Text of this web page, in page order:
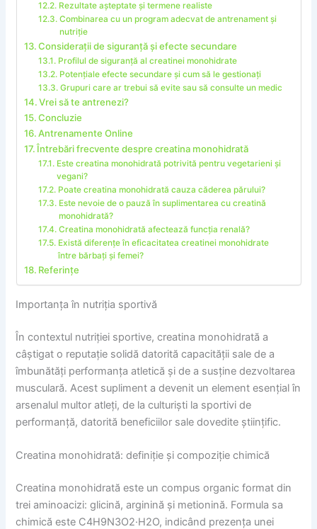
Rezultate așteptate și termene realiste
Combinarea cu un program adecvat de antrenament și
nutriție
Considerații de siguranță și efecte secundare
Profilul de siguranță al creatinei monohidrate
Potențiale efecte secundare și cum să le gestionați
Grupuri care ar trebui să evite sau să consulte un medic
Vrei să te antrenezi?
Concluzie
Antrenamente Online
Întrebări frecvente despre creatina monohidrată
Este creatina monohidrată potrivită pentru vegetarieni și
vegani?
Poate creatina monohidrată cauza căderea părului?
Este nevoie de o pauză în suplimentarea cu creatină
monohidrată?
Creatina monohidrată afectează funcția renală?
Există diferențe în eficacitatea creatinei monohidrate
între bărbați și femei?
Referințe
Importanța în nutriția sportivă
În contextul nutriției sportive, creatina monohidrată a
câștigat o reputație solidă datorită capacității sale de a
îmbunătăți performanța atletică și de a susține dezvoltarea
musculară. Acest supliment a devenit un element esențial în
arsenalul multor atleți, de la culturiști la sportivi de
performanță, datorită beneficiilor sale dovedite științific.
Creatina monohidrată: definiție și compoziție chimică
Creatina monohidrată este un compus organic format din
trei aminoacizi: glicină, arginină și metionină. Formula sa
chimică este C4H9N3O2·H2O, indicând prezența unei